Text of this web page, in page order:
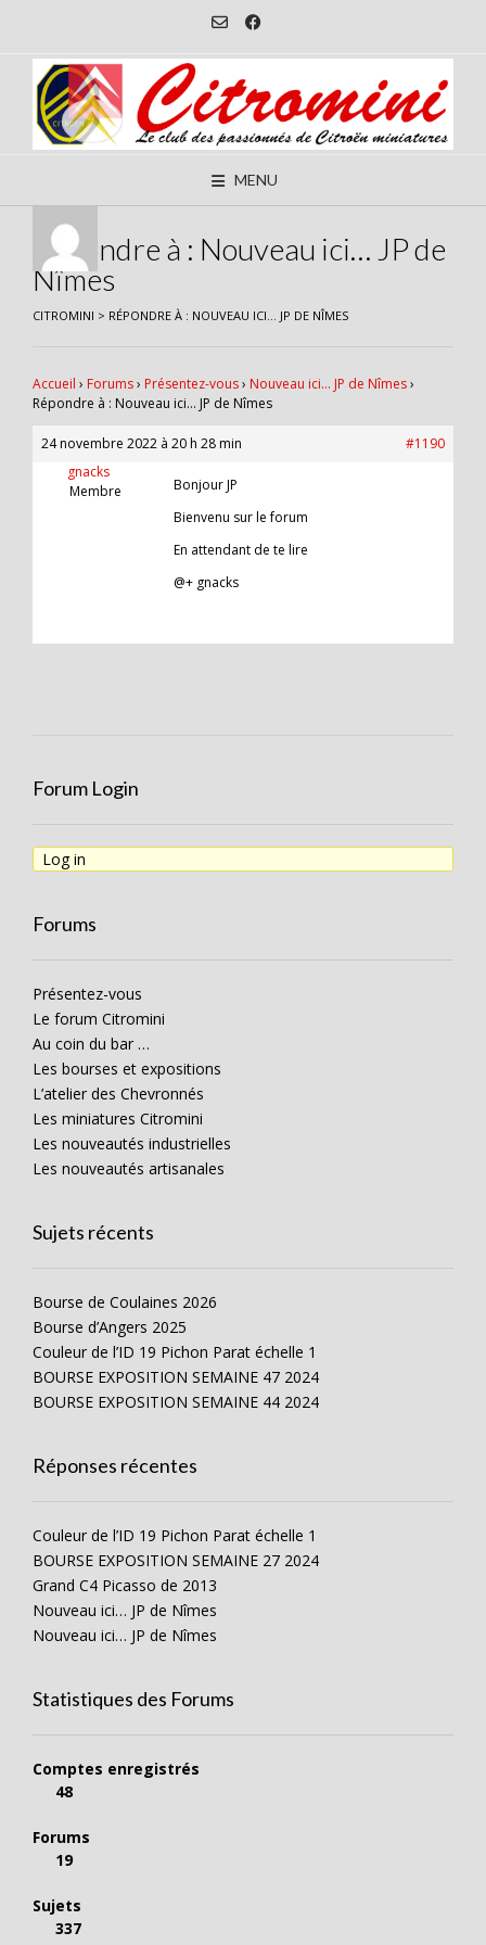
content
MENU
Répondre à : Nouveau ici… JP de
Nîmes
CITROMINI > RÉPONDRE À : NOUVEAU ICI… JP DE NÎMES
Accueil › Forums› Présentez-vous› Nouveau ici… JP de Nîmes›
Répondre à : Nouveau ici… JP de Nîmes
24 novembre 2022 à 20 h 28 min
#1190
gnacks
Membre
Bonjour JP
Bienvenu sur le forum
En attendant de te lire
@+ gnacks
Forum Login
Log in
Forums
Présentez-vous
Le forum Citromini
Au coin du bar …
Les bourses et expositions
L’atelier des Chevronnés
Les miniatures Citromini
Les nouveautés industrielles
Les nouveautés artisanales
Sujets récents
Bourse de Coulaines 2026
Bourse d’Angers 2025
Couleur de l’ID 19 Pichon Parat échelle 1
BOURSE EXPOSITION SEMAINE 47 2024
BOURSE EXPOSITION SEMAINE 44 2024
Réponses récentes
Couleur de l’ID 19 Pichon Parat échelle 1
BOURSE EXPOSITION SEMAINE 27 2024
Grand C4 Picasso de 2013
Nouveau ici… JP de Nîmes
Nouveau ici… JP de Nîmes
Statistiques des Forums
Comptes enregistrés
48
Forums
19
Sujets
337